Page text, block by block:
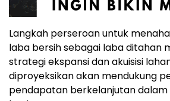
Langkah perseroan untuk
laba bersih sebagai laba ditahan
strategi ekspansi dan akuisisi
diproyeksikan akan mendukung
pendapatan berkelanjutan